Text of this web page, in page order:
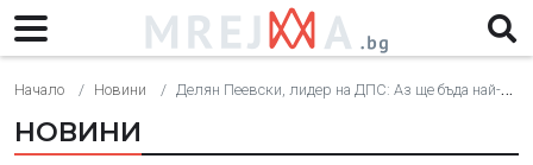
Начало Новини Делян Пеевски, лидер на ДПС: Аз ще бъда най-отпред и ще ви водя! ДПС ще следва мисията си - това са хората!
НОВИНИ